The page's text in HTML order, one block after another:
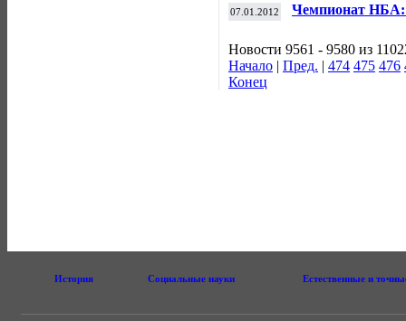
07.01.2012 Чемпионат НБА:
Новости 9561 - 9580 из
Начало | Пред. | 474 475 476
Конец
История Социальные науки Естественные и